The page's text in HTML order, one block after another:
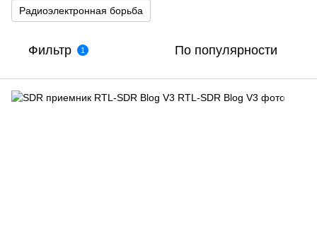
Радиоэлектронная борьба
Фильтр 1 По популярности